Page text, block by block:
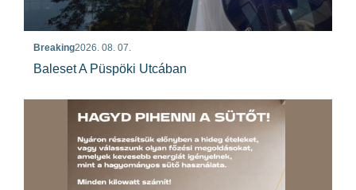
Breaking2026. 08. 07.
Baleset A Püspöki Utcában